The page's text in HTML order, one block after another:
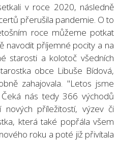
v roce 2020, následně
přerušila pandemie. O to
roce můžeme potkat
navodit příjemné pocity a na
starosti a kolotoč všedních
obce Libuše Bídová,
zahajovala. "Letos jsme
nás tedy 366 východů
příležitostí, výzev či
která také popřála všem
roku a poté již přivítala